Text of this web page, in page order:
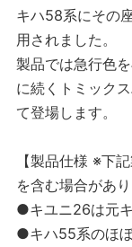
キハ58系にその
用されました。
製品では急行色
に続くトミック
て登場します。
【製品仕様 ※下
を含む場合があり
●キユニ26は元
●キハ55系のほ